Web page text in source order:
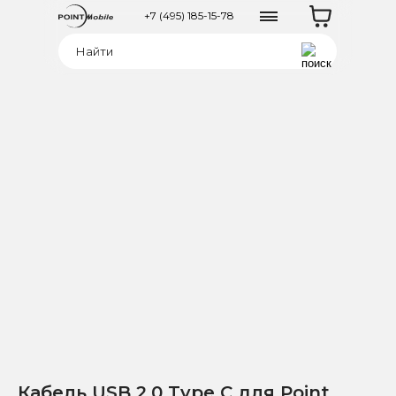
+7 (495) 185-15-78